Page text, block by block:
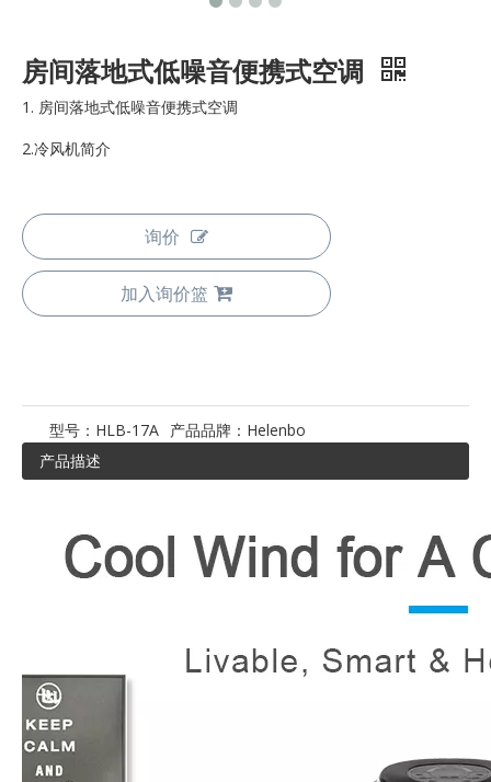
房间落地式低噪音便携式空调
1. 房间落地式低噪音便携式空调
2.冷风机简介
询价
加入询价篮
型号： HLB-17A 产品品牌： Helenbo
产品描述